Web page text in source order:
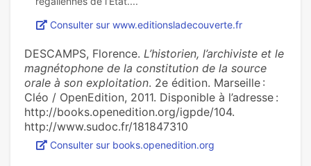
Consulter sur www.editionsladecouverte.fr
DESCAMPS, Florence. L’historien, l’archiviste et le
magnétophone de la constitution de la source
orale à son exploitation. 2e édition. Marseille :
Cléo / OpenEdition, 2011. Disponible à l’adresse :
http://books.openedition.org/igpde/104.
http://www.sudoc.fr/181847310
Consulter sur books.openedition.org